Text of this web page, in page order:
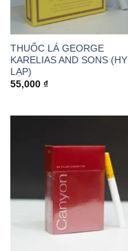
THUỐC LÁ GEORGE
KARELIAS AND SONS (HY
LẠP)
55,000 ₫